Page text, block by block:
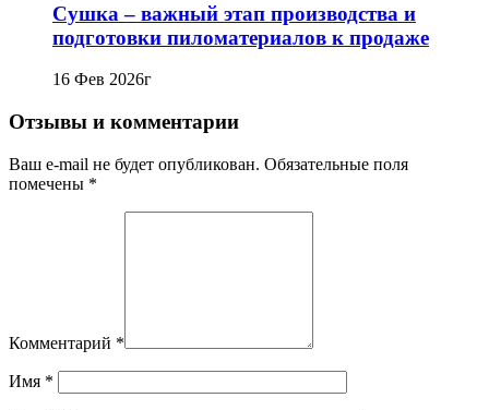
Сушка – важный этап производства и
подготовки пиломатериалов к продаже
16 Фев 2026г
Отзывы и комментарии
Ваш e-mail не будет опубликован. Обязательные поля
помечены *
Комментарий *
Имя *